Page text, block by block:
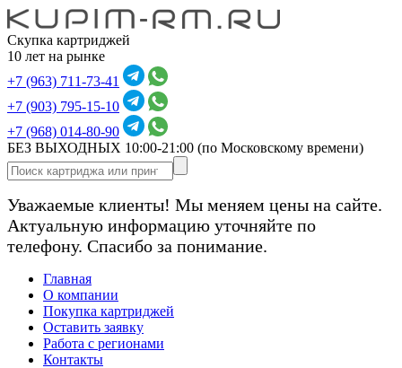
Скупка картриджей
10 лет на рынке
+7 (963) 711-73-41
+7 (903) 795-15-10
+7 (968) 014-80-90
БЕЗ ВЫХОДНЫХ 10:00-21:00 (по Московскому времени)
Уважаемые клиенты! Мы меняем цены на сайте.
Актуальную информацию уточняйте по
телефону. Спасибо за понимание.
Главная
О компании
Покупка картриджей
Оставить заявку
Работа с регионами
Контакты